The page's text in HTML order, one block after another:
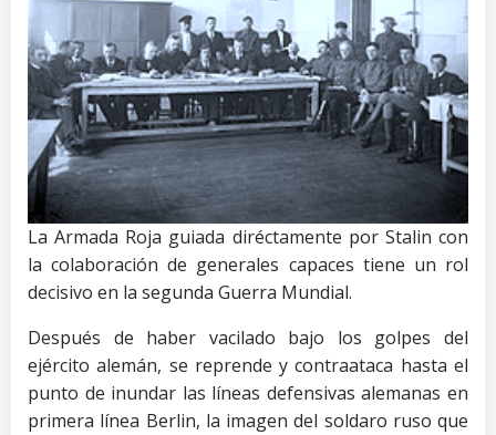
La Armada Roja guiada diréctamente por Stalin con
la colaboración de generales capaces tiene un rol
decisivo en la segunda Guerra Mundial.
Después de haber vacilado bajo los golpes del
ejército alemán, se reprende y contraataca hasta el
punto de inundar las líneas defensivas alemanas en
primera línea Berlin, la imagen del soldaro ruso que